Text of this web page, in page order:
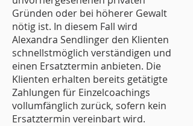
Gründen oder bei höherer Gewalt
nötig ist. In diesem Fall wird
Alexandra Sendlinger den Klienten
schnellstmöglich verständigen und
einen Ersatztermin anbieten. Die
Klienten erhalten bereits getätigte
Zahlungen für Einzelcoachings
vollumfänglich zurück, sofern kein
Ersatztermin vereinbart wird.